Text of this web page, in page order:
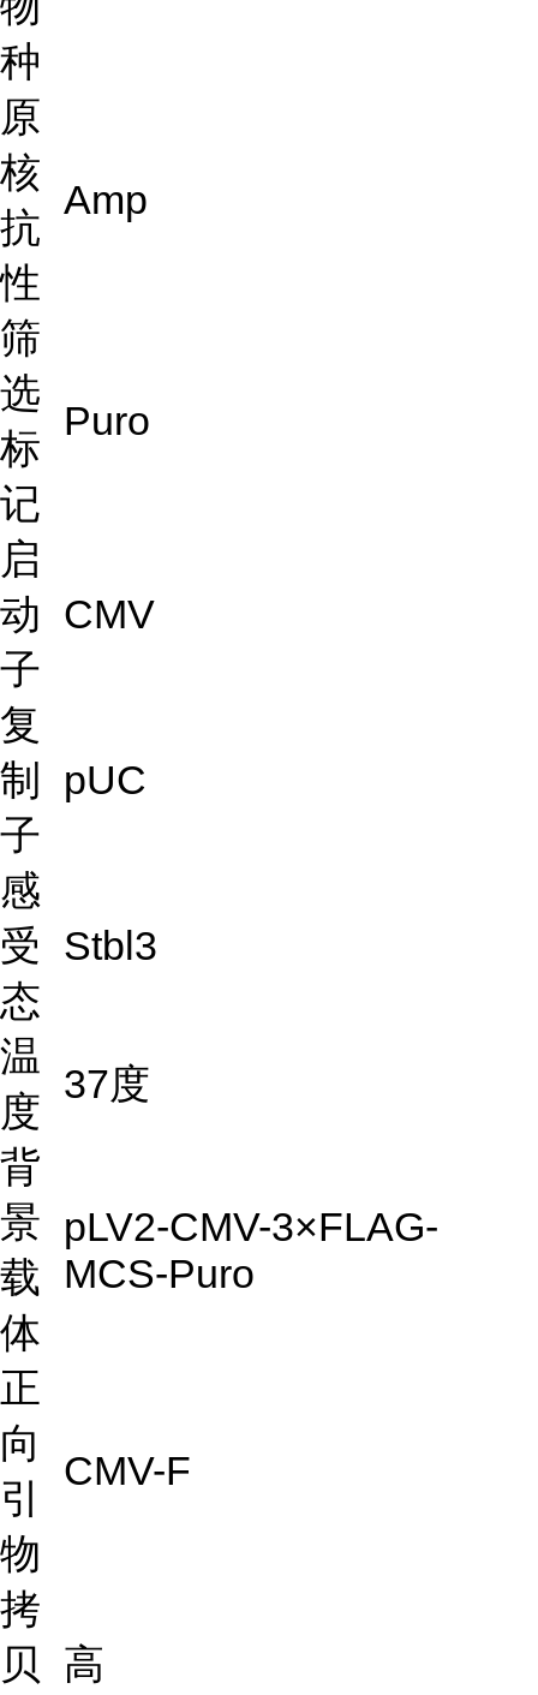
种
原
核
抗
性
Amp
筛
选
标
记
Puro
启
动
子
CMV
复
制
子
pUC
感
受
态
Stbl3
温
度
37度
背
景
载
体
pLV2-CMV-3×FLAG-
MCS-Puro
正
向
引
物
CMV-F
拷
贝
高